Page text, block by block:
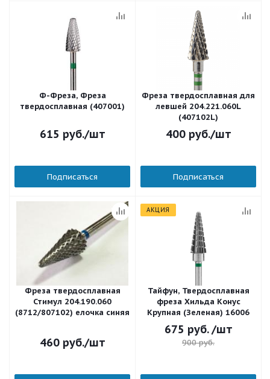
Ф-Фреза, Фреза
твердосплавная (407001)
615 руб./шт
Подписаться
Фреза твердосплавная для
левшей 204.221.060L
(407102L)
400руб./шт
Подписаться
Фреза твердосплавная
Стимул 204.190.060
(8712/807102) елочка синяя
460руб./шт
АКЦИЯ
Тайфун, Твердосплавная
фреза Хильда Конус
Крупная (Зеленая) 16006
675 руб. /шт
900руб.